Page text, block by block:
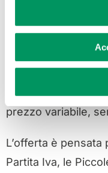
Sei un
con
Se attivi “Luce
prezzo variabile,
L’offerta è
Partita Iva, le